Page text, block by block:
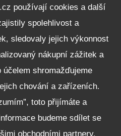
Škoda
zaměstnání
řád
údajů pro zákazníky
společníky na jejich práva
cookies
používají cookies a další
spolehlivost a
sledovaly jejich výkonnost
nákupní zážitek a
shromažďujeme
chování a zařízeních.
toto přijímáte a
budeme sdílet se
obchodními partnery.